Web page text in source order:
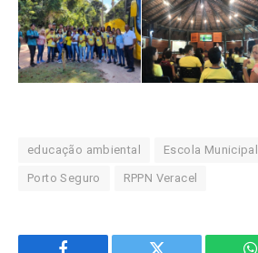
educação ambiental Escola Municipal
Porto Seguro RPPN Veracel